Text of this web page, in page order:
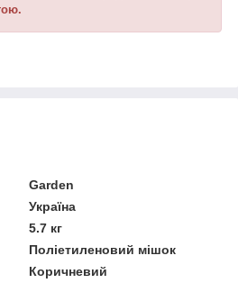
Garden
Україна
5.7 кг
Поліетиленовий мішок
Коричневий